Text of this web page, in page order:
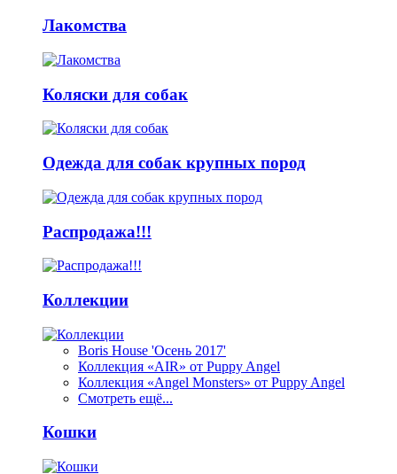
Лакомства
Коляски для собак
Одежда для собак крупных пород
Распродажа!!!
Коллекции
Boris House 'Осень 2017'
Коллекция «AIR» от Puppy Angel
Коллекция «Angel Monsters» от Puppy Angel
Смотреть ещё...
Кошки